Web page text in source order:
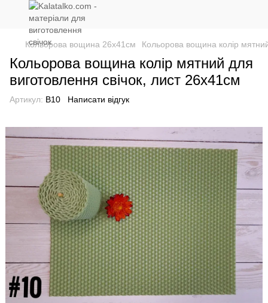
Кольорова вощина 26х41см Кольорова вощина колір
Кольорова вощина колір мятний для
виготовлення свічок, лист 26x41см
Артикул: В10 Написати відгук